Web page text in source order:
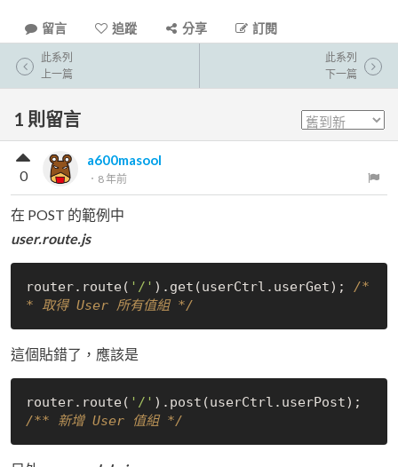
留言 追蹤 分享 訂閱
此系列
上一篇
此系列
下一篇
1 則留言
a600masool
． 8 年前
0
在 POST 的範例中
user.route.js
router.route( '/' ).get(userCtrl.userGet); /*
* 取得 User 所有值組 */
這個貼錯了，應該是
router.route( '/'
/** 新增 User 值組 */